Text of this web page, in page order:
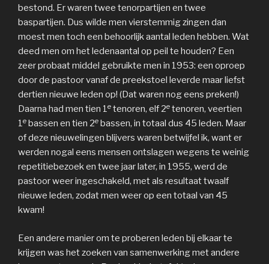
bestond. Er waren twee tenorpartijen en twee
baspartijen. Dus wilde men vierstemmig zingen dan
moest men toch een behoorlijk aantal leden hebben. Wat
deed men om het ledenaantal op peil te houden? Een
zeer probaat middel gebruikte men in 1953: een oproep
door de pastoor vanaf de preekstoel leverde maar liefst
dertien nieuwe leden op! (Dat waren nog eens preken!)
Daarna had men tien 1e tenoren, elf 2e tenoren, veertien
1e bassen en tien 2e bassen, in totaal dus 45 leden. Maar
of deze nieuwelingen blijvers waren betwijfel ik, want er
werden nogal eens mensen ontslagen wegens te weinig
repetitiebezoek en twee jaar later, in 1955, werd de
pastoor weer ingeschakeld, met als resultaat twaalf
nieuwe leden, zodat men weer op een totaal van 45
kwam!
Een andere manier om te proberen leden bij elkaar te
krijgen was het zoeken van samenwerking met andere